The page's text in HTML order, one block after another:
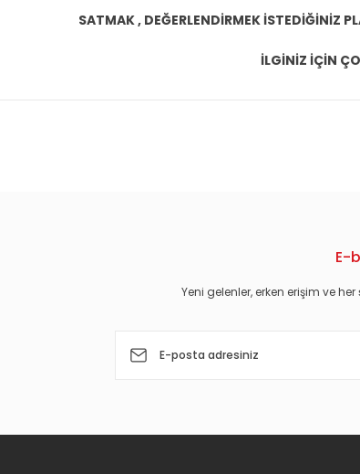
SATMAK , DEĞERLENDİRMEK İSTEDİĞİNİZ
İLGİNİZ İÇİN
E-
Yeni gelenler, erken erişim ve